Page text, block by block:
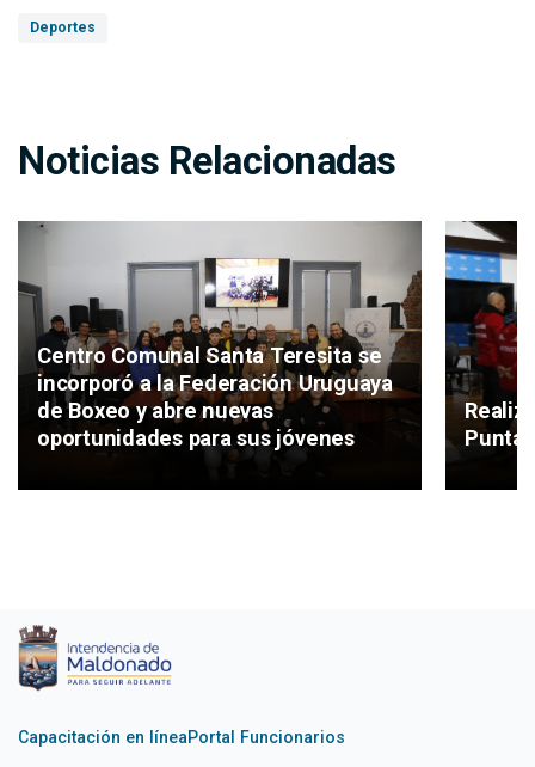
Deportes
Noticias Relacionadas
Centro Comunal Santa Teresita se
incorporó a la Federación Uruguaya
de Boxeo y abre nuevas
oportunidades para sus jóvenes
Punta
Capacitación en líneaPortal Funcionarios